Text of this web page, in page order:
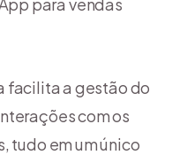
facilita a gestão do
com os
tudo em um único